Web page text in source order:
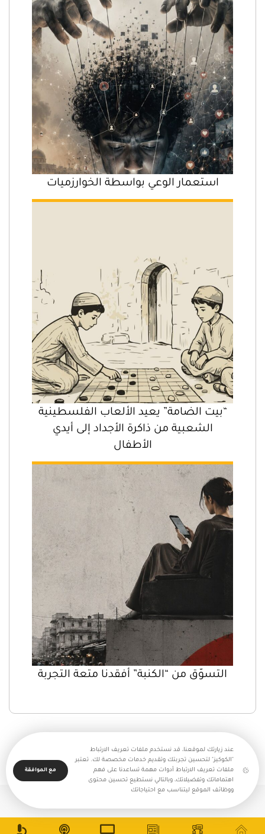
استعمار الوعي بواسطة الخوارزميات
“بيت الضامة” يعيد الألعاب الفلسطينية
الشعبية من ذاكرة الأجداد إلى أيدي
الأطفال
التسوّق من “الكنبة” أفقدنا متعة التجربة
عند زيارتك لموقعنا، قد نستخدم ملفات تعريف الارتباط
"الكوكيز" لتحسين تجربتك وتقديم خدمات مخصصة لك. تعتبر
ملفات تعريف الارتباط أدوات مهمة تساعدنا على فهم
اهتماماتك وتفضيلاتك، وبالتالي نستطيع تحسين محتوى
ووظائف الموقع ليتناسب مع احتياجاتك
مع الموافقة